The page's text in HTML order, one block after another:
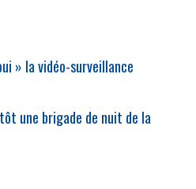
» la vidéo-surveillance
une brigade de nuit de la